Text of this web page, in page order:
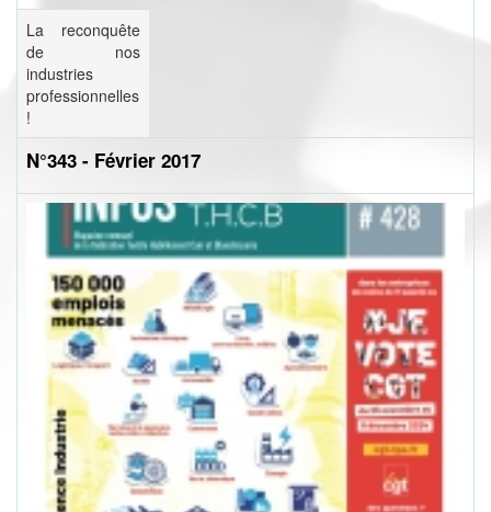
La reconquête
de nos
industries
professionnelles
!
N°343 - Février 2017